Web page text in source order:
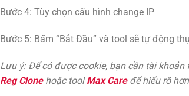
Bước 4: Tùy chọn cấu hình change IP
Bước 5: Bấm “Bắt Đầu” và tool sẽ tự động
Lưu ý: Để có được cookie, bạn cần tài
Reg Clonehoặc toolMax Care để hiểu rõ